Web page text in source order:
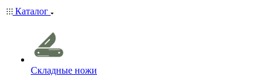
Каталог
Складные ножи